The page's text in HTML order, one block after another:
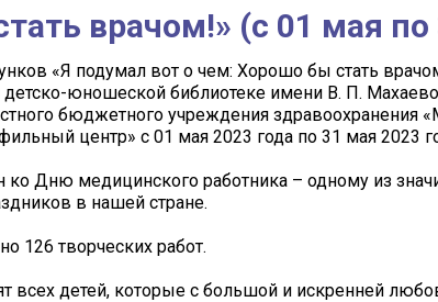
врачом!» (с 01 мая
«Я подумал вот о чем: Хорошо бы стать
детско-юношеской библиотеке имени В. П.
бюджетного учреждения здравоохранения
центр» с 01 мая 2023 года по 31 мая 2023
ко Дню медицинского работника – одному из
в нашей стране.
126 творческих работ.
всех детей, которые с большой и искренней